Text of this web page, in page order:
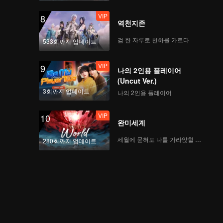
8
533회까지 업데이트
VIP
역천지존
검 한 자루로 천하를 가르다
9
3회까지 업데이트
VIP
나의 2인용 플레이어
(Uncut Ver.)
나의 2인용 플레이어
10
280회까지 업데이트
VIP
완미세계